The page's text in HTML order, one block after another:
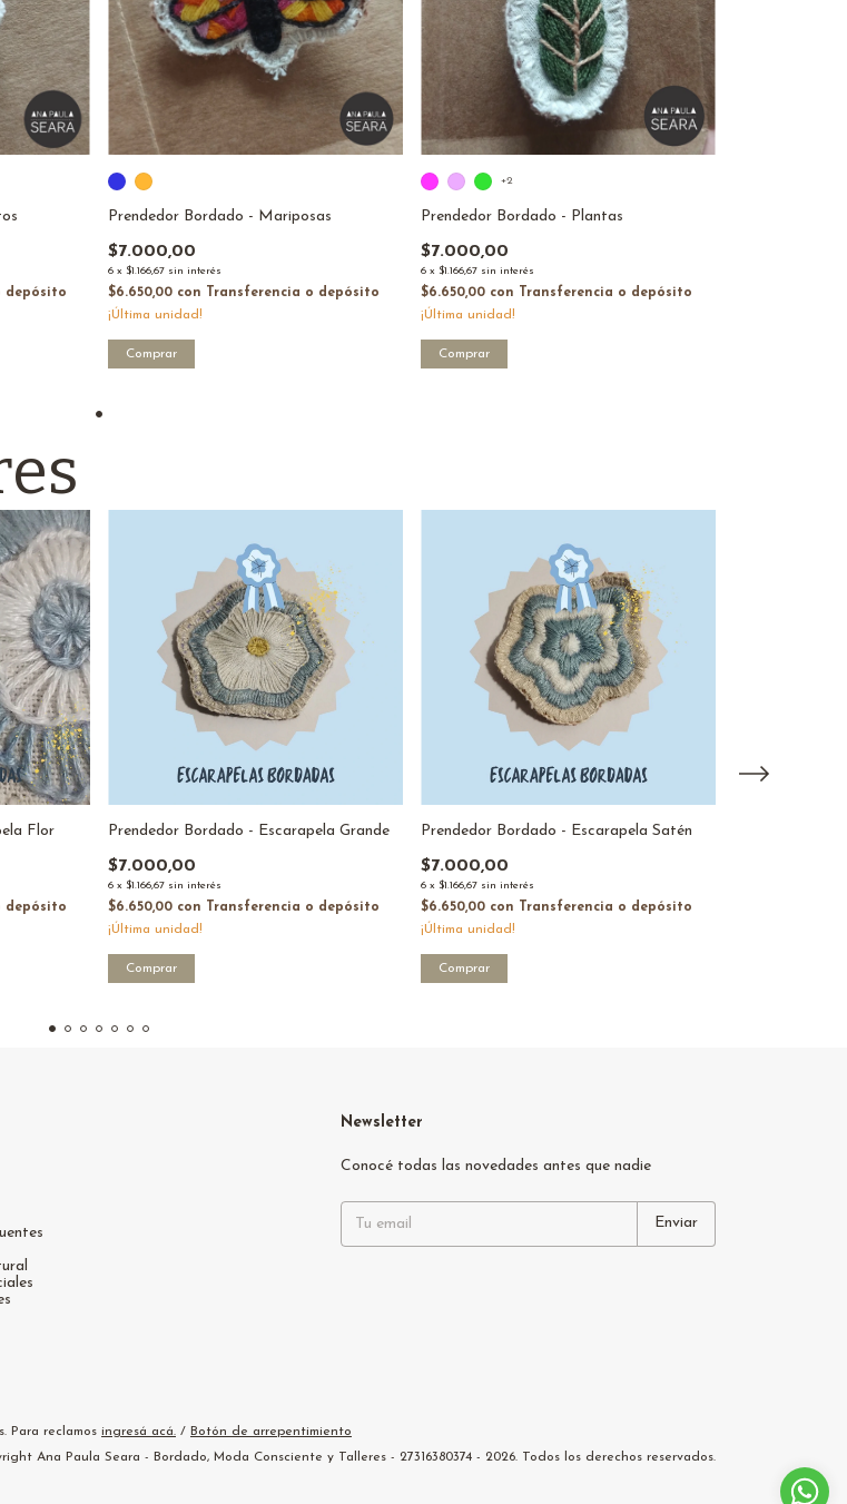
depósito
Prendedor Bordado - Mariposas
$7.000,00
6 x $1.166,67 sin interés
$6.650,00 con
Transferencia o depósito
¡Última unidad!
Comprar
Prendedor Bordado - Plantas
$7.000,00
6 x $1.166,67 sin interés
$6.650,00 con
Transferencia o depósito
¡Última unidad!
+2
Comprar
Flor
depósito
Prendedor Bordado - Escarapela Grande
$7.000,00
6 x $1.166,67 sin interés
$6.650,00 con
Transferencia o depósito
¡Última unidad!
Comprar
Prendedor Bordado - Escarapela Satén
$7.000,00
6 x $1.166,67 sin interés
$6.650,00 con
Transferencia o depósito
¡Última unidad!
Newsletter
Conocé todas las novedades antes que nadie
Para reclamos ingresá acá. / Botón de arrepentimiento
Ana Paula Seara - Bordado, Moda Consciente y Talleres - 27316380374 - 2026. Todos los derechos reservados.